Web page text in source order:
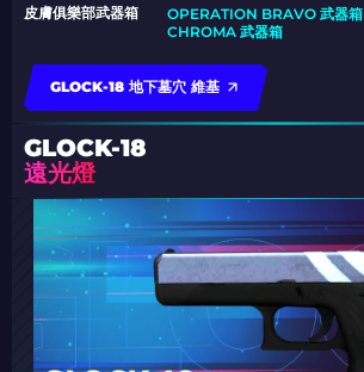
皮膚俱樂部武器箱
OPERATION BRAVO 武器箱
CHROMA 武器箱
GLOCK-18 地下墓穴 維基
GLOCK-18
遠光燈